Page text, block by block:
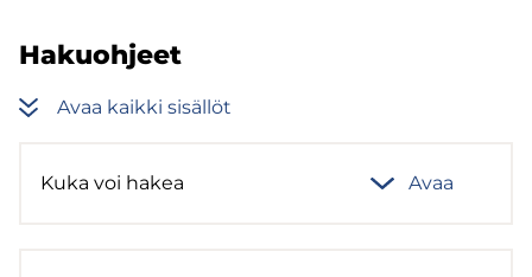
Ha­kuoh­jeet
Avaa kaik­ki si­säl­löt
Kuka voi hakea Avaa